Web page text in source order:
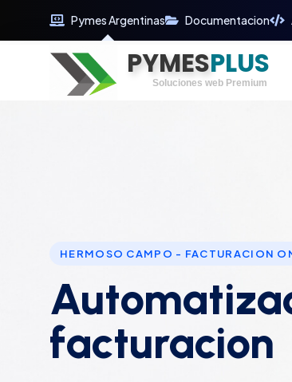
Pymes Argentinas Documentacion
PYMESPLUS
Digitaliza tu éxito
Soluciones web Premium
HERMOSO CAMPO - FACTURACION
facturacion